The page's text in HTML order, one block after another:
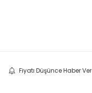
Fiyatı Düşünce Haber Ver